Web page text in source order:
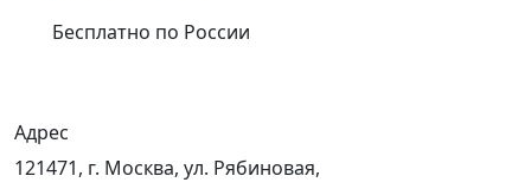
Бесплатно по России
Адрес
121471, г. Москва, ул. Рябиновая,